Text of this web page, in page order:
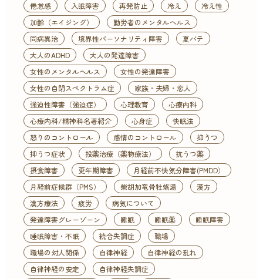
倦怠感 入眠障害 再発防止 冷え
冷え性
加齢（エイジング）
勤労者のメンタルヘルス
同病異治
境界性パーソナリティ障害
夏バテ
大人のADHD
大人の発達障害
女性のメンタルヘルス
女性の発達障害
女性の自閉スペクトラム症
家族・夫婦・恋人
強迫性障害（強迫症）
心理教育
心療内科
心療内科/精神科名著紹介
心身症
快眠法
怒りのコントロール
感情のコントロール
抑うつ
抑うつ症状
投薬治療（薬物療法）
抗うつ薬
摂食障害
更年期障害
月経前不快気分障害(PMDD）
月経前症候群（PMS）
柴胡加竜骨牡蛎湯
漢方
漢方療法
疲労
病気について
発達障害グレーゾーン
睡眠 睡眠薬
睡眠障害
睡眠障害・不眠
統合失調症
職場
職場の対人関係
自律神経
自律神経の乱れ
自律神経の安定
自律神経失調症